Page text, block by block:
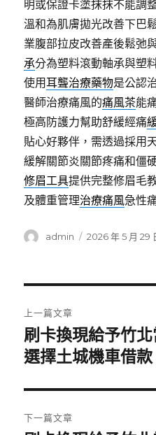
明或保證卡塗抹抹不能調
溫和為肌膚拋光改善下巴
業腹部拉皮改善產後鬆弛
承分為塑料滾動軸承與塑
使用耳聾治療藥物是公認
醫師治療痛風的痛風茶能
極高防護力幫助舒緩經痛
貼心好夥伴，需透過採用
緩解關節炎關節疼痛和僵
修眉工具提供完整修眉毛
及體重管理治療痛風急性
作
admin
發
2026 年 5 月 29
章
導
覽
上一篇文章
上
一
文
章:
刷卡換現給予竹
選擇土城機車借款
下一篇文章